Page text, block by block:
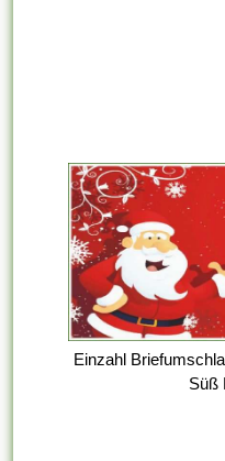
Einzahl
Süß